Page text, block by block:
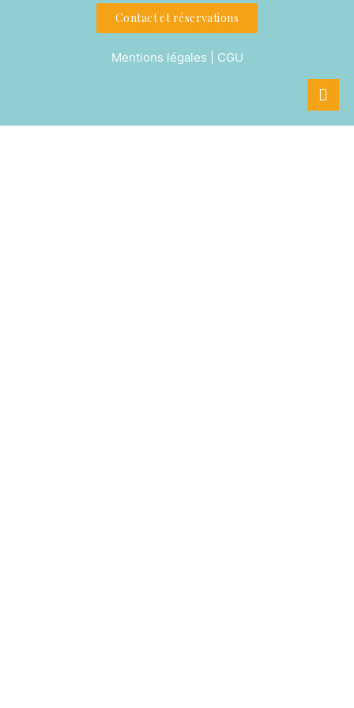
Contact et réservations
Mentions légales | CGU